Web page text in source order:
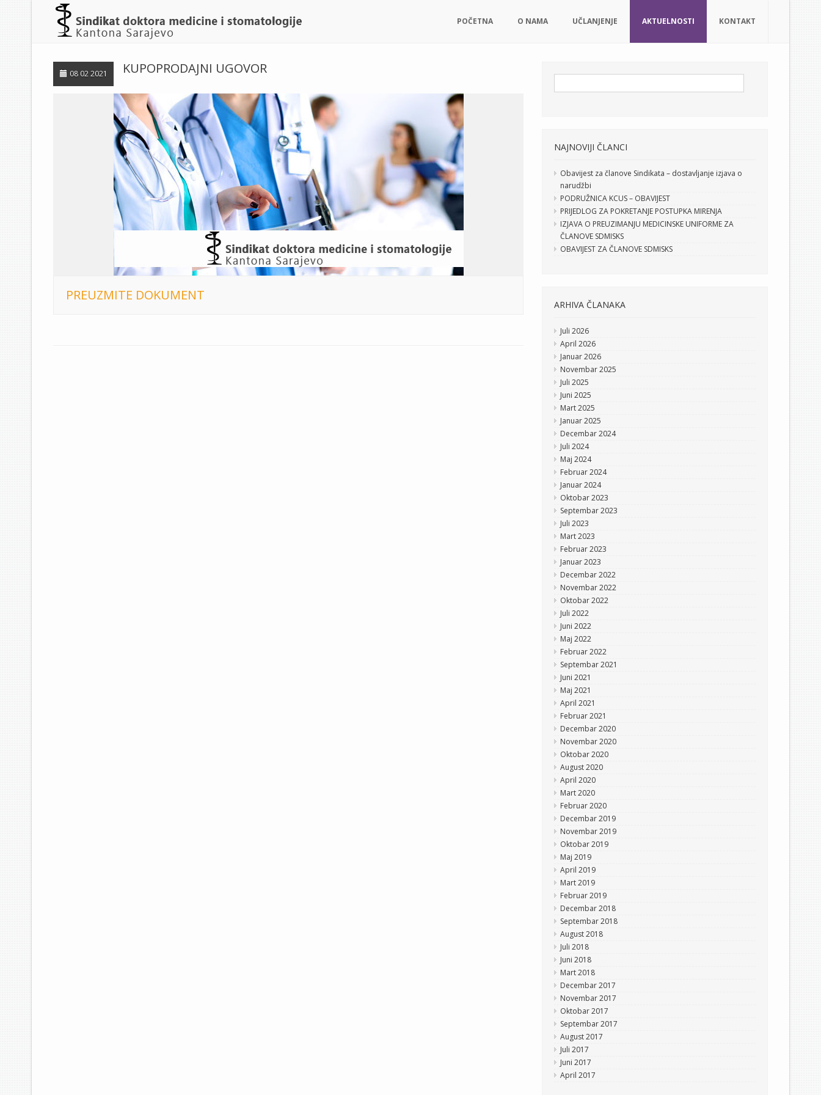
POČETNA O NAMA UČLANJENJE AKTUELNOSTI KONTAKT
08 02 2021 KUPOPRODAJNI UGOVOR
PREUZMITE DOKUMENT
NAJNOVIJI ČLANCI
Obavijest za članove Sindikata – dostavljanje izjava o
narudžbi
PODRUŽNICA KCUS – OBAVIJEST
PRIJEDLOG ZA POKRETANJE POSTUPKA MIRENJA
IZJAVA O PREUZIMANJU MEDICINSKE UNIFORME ZA
ČLANOVE SDMISKS
OBAVIJEST ZA ČLANOVE SDMISKS
ARHIVA ČLANAKA
Juli 2026
April 2026
Januar 2026
Novembar 2025
Juli 2025
Juni 2025
Mart 2025
Januar 2025
Decembar 2024
Juli 2024
Maj 2024
Februar 2024
Januar 2024
Oktobar 2023
Septembar 2023
Juli 2023
Mart 2023
Februar 2023
Januar 2023
Decembar 2022
Novembar 2022
Oktobar 2022
Juli 2022
Juni 2022
Maj 2022
Februar 2022
Septembar 2021
Juni 2021
Maj 2021
April 2021
Februar 2021
Decembar 2020
Novembar 2020
Oktobar 2020
August 2020
April 2020
Mart 2020
Februar 2020
Decembar 2019
Novembar 2019
Oktobar 2019
Maj 2019
April 2019
Mart 2019
Februar 2019
Decembar 2018
Septembar 2018
August 2018
Juli 2018
Juni 2018
Mart 2018
Decembar 2017
Novembar 2017
Oktobar 2017
Septembar 2017
August 2017
Juli 2017
Juni 2017
April 2017